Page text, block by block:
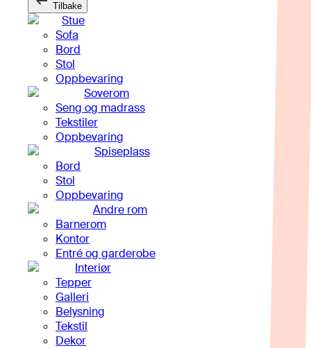
Tilbake
Stue
Sofa
Bord
Stol
Oppbevaring
Soverom
Seng og madrass
Tekstiler
Oppbevaring
Spiseplass
Bord
Stol
Oppbevaring
Andre rom
Barnerom
Kontor
Entré og garderobe
Interiør
Tepper
Galleri
Belysning
Tekstil
Dekor